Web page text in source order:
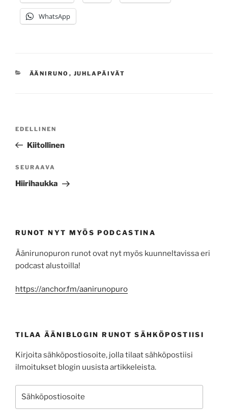
WhatsApp
KATEGORIAT
ÄÄNIRUNO , JUHLAPÄIVÄT
Edellinen
artikkeli
EDELLINEN
Kiitollinen
Seuraava
artikkeli
SEURAAVA
Hiirihaukka
RUNOT NYT MYÖS PODCASTINA
Äänirunopuron runot ovat nyt myös kuunneltavissa eri
podcast alustoilla!
https://anchor.fm/aanirunopuro
TILAA ÄÄNIBLOGIN RUNOT SÄHKÖPOSTIISI
Kirjoita sähköpostiosoite, jolla tilaat sähköpostiisi
ilmoitukset blogin uusista artikkeleista.